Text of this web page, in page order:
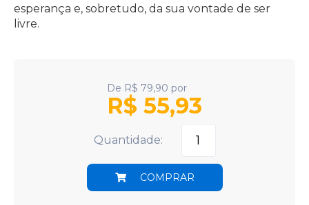
esperança e, sobretudo, da sua vontade de ser
livre.
De R$ 79,90 por
R$ 55,93
Quantidade:
COMPRAR